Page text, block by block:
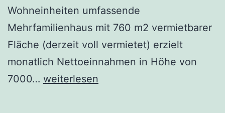
Wohneinheiten umfassende
Mehrfamilienhaus mit 760 m2 vermietbarer
Fläche (derzeit voll vermietet) erzielt
monatlich Nettoeinnahmen in Höhe von
7000… Zinshaus
weiterlesen